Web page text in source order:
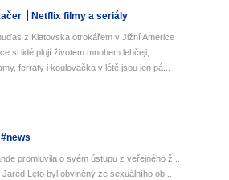
Netflix filmy a seriály
z Klatovska otrokářem v Jižní Americe
si lidé plují životem mnohem lehčeji,...
ferraty i koulovačka v létě jsou jen pá...
#news
promluvila o svém ústupu z veřejného ž...
Leto byl obviněný ze sexuálního ob...